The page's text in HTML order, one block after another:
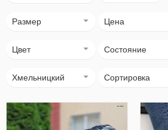
Размер Цена
Цвет Состояние
Хмельницкий Сортировка